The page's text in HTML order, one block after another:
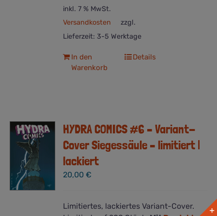
inkl. 7 % MwSt.
zzgl.
Versandkosten
Lieferzeit: 3-5 Werktage
In den
Warenkorb
Details
HYDRA COMICS #6 – Variant-
Cover Siegessäule – limitiert |
lackiert
20,00€
Limitiertes, lackiertes Variant-Cover.